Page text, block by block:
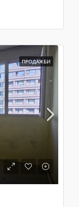
ПРОДАЖБИ